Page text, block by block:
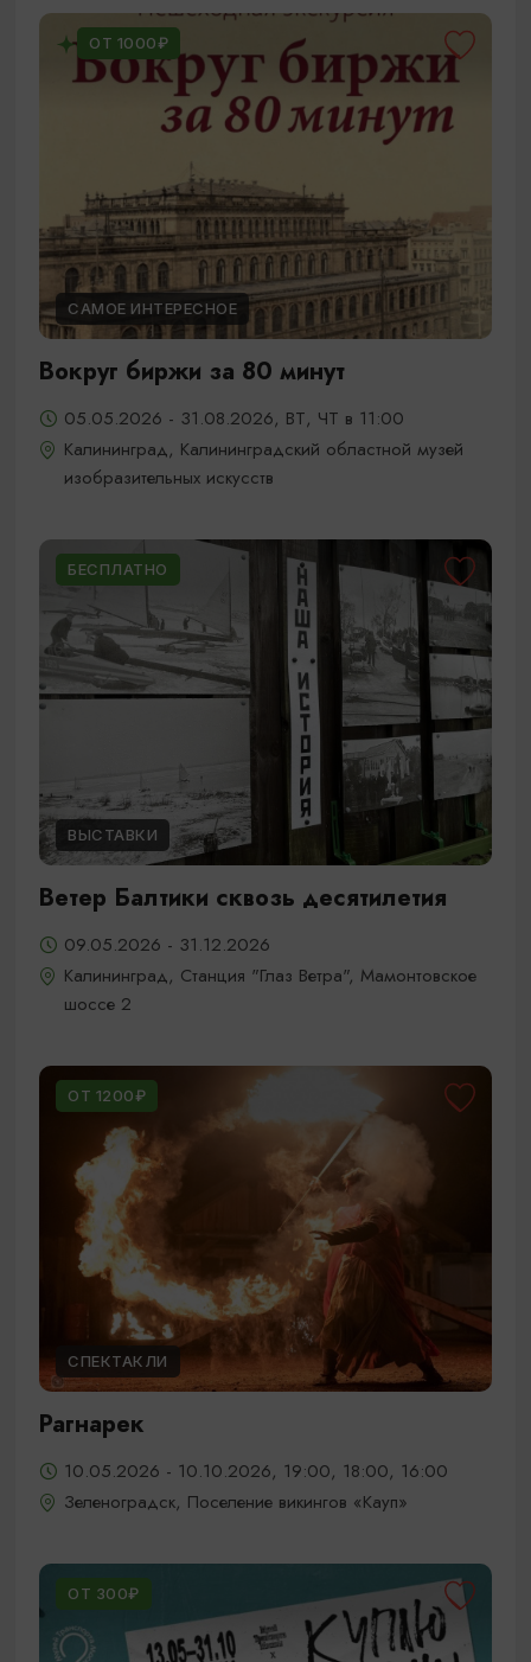
ОТ 1000₽
САМОЕ ИНТЕРЕСНОЕ
Вокруг биржи за 80 минут
05.05.2026 - 31.08.2026, ВТ, ЧТ в 11:00
Калининград, Калининградский областной музей
изобразительных искусств
БЕСПЛАТНО
ВЫСТАВКИ
Ветер Балтики сквозь десятилетия
09.05.2026 - 31.12.2026
Калининград, Станция "Глаз Ветра", Мамонтовское
шоссе 2
ОТ 1200₽
СПЕКТАКЛИ
Рагнарек
10.05.2026 - 10.10.2026, 19:00, 18:00, 16:00
Зеленоградск, Поселение викингов «Кауп»
ОТ 300₽